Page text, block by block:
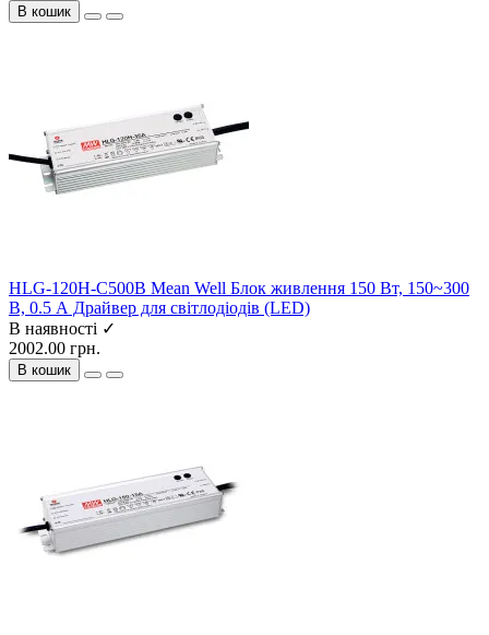
В кошик
HLG-120H-C500B Mean Well Блок живлення 150 Вт, 150~300
В, 0.5 А Драйвер для світлодіодів (LED)
В наявності ✓
2002.00 грн.
В кошик